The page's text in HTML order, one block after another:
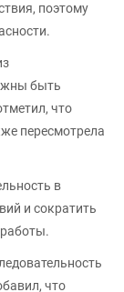
поэтому
быть
что
пересмотрела
в
и сократить
что